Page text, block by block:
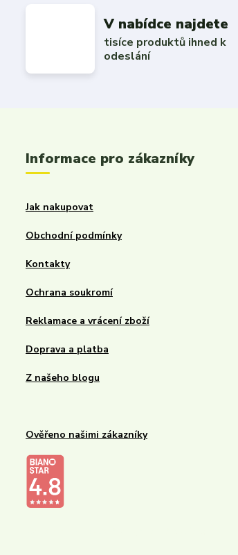
V nabídce najdete
tisíce produktů ihned k
odeslání
Informace pro zákazníky
Jak nakupovat
Obchodní podmínky
Kontakty
Ochrana soukromí
Reklamace a vrácení zboží
Doprava a platba
Z našeho blogu
Ověřeno našimi zákazníky